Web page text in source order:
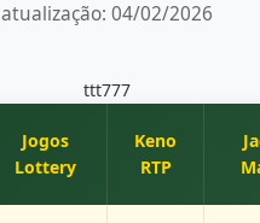
atualização: 04/02/2026
ttt777
Jogos
Lottery
Keno
RTP